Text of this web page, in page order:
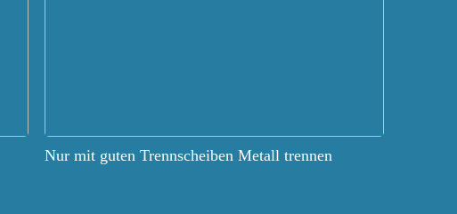
Nur mit guten Trennscheiben Metall trennen